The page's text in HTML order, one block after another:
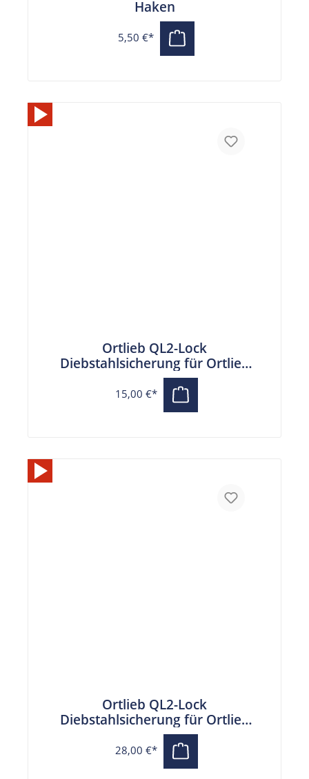
Haken
5,50 €*
Ortlieb QL2-Lock
Diebstahlsicherung für Ortlieb
Packtaschen Einzeln
15,00 €*
Ortlieb QL2-Lock
Diebstahlsicherung für Ortlieb
Packtaschen Paar
28,00 €*